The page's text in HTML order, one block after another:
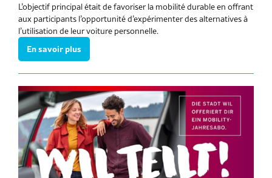
L’objectif principal était de favoriser la mobilité durable en offrant
aux participants l’opportunité d’expérimenter des alternatives à
l’utilisation de leur voiture personnelle.
En savoir plus